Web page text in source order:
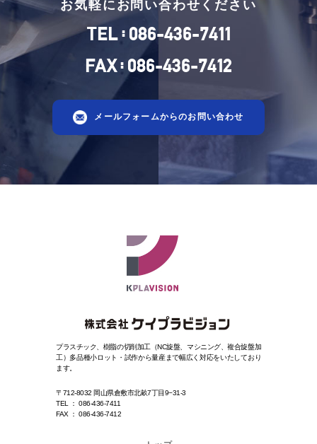
お気軽にお問い合わせください
TEL: 086-436-7411
FAX: 086-436-7412
メールフォームからのお問い合わせ
プラスチック、樹脂の切削加工（NC旋盤、マシニング、複合旋盤加
工） 多品種小ロット・試作から量産まで幅広く対応をいたしており
ます。
〒712-8032 岡山県倉敷市北畝7丁目9−31-3
TEL ： 086-436-7411
FAX ： 086-436-7412